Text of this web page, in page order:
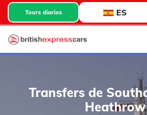
Tours diarios ES
Transfers de
Heathrow